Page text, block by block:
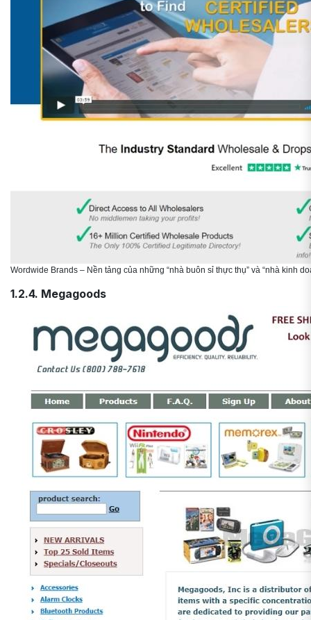
Wordwide Brands – Nền tảng của những “nhà buôn sỉ thực thụ” và “nhà kinh
1.2.4. Megagoods